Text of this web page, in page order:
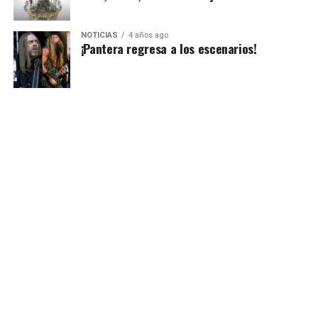
momento con Enrique Bunbury. Temas sugeridos: «El
NOTICIAS 4 años ago
¡Pantera regresa a los escenarios!